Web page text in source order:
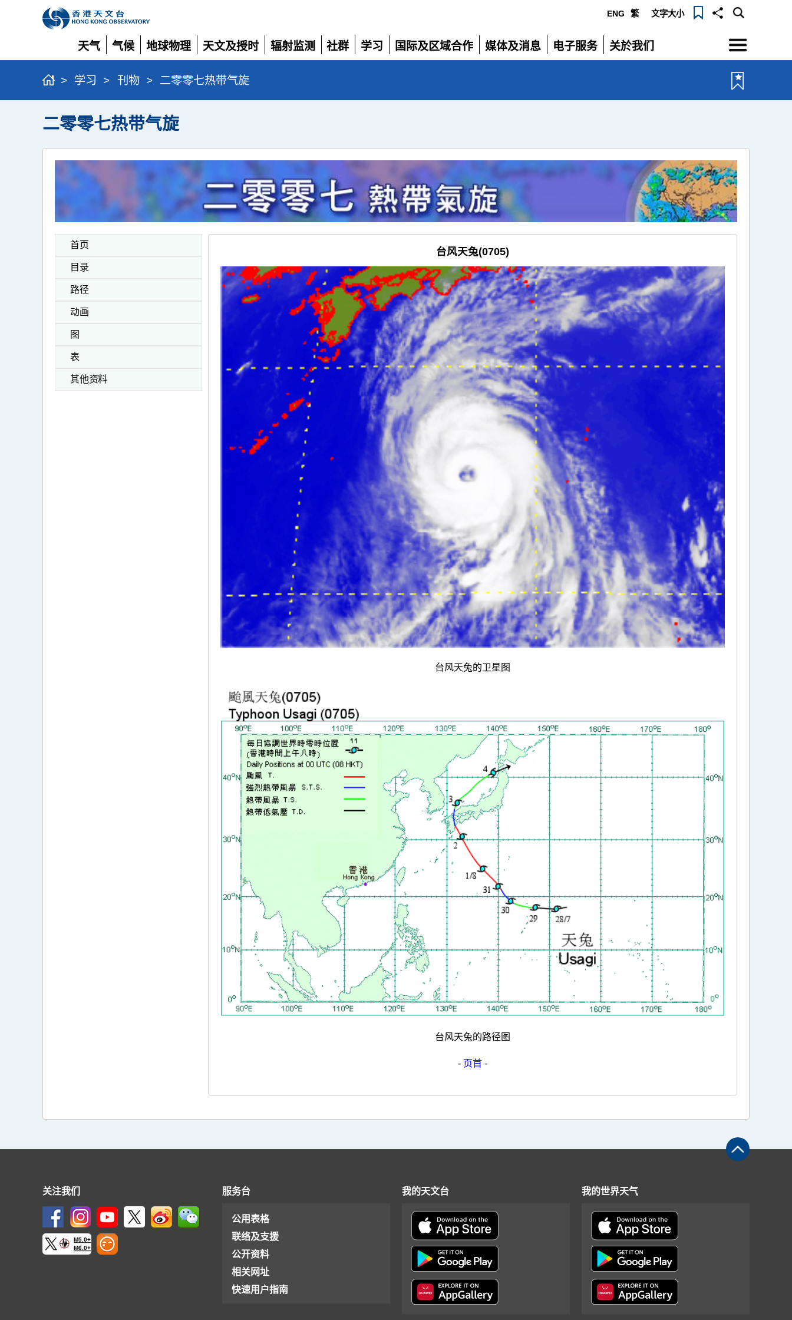
ENG 繁 文字大小
天气
展
开
气候
展
开
地球物理
展
开
天文及授时
展
开
辐射监测
展
社群
展
学习
展
国际及区域合作
展
媒体及消息
展
电子服务
展
关於我们
展
选
单
> 学习 > 刊物 > 二零零七热带气旋
二零零七热带气旋
首页
目录
路径
动画
图
表
其他资料
台风天兔(0705)
台风天兔的卫星图
台风天兔的路径图
- 页首 -
关注我们
M5.0+
M6.0+
服务台
公用表格
联络及支援
公开资料
相关网址
快速用户指南
我的天文台 我的世界天气